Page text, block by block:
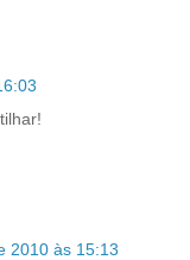
2010 às 15:13